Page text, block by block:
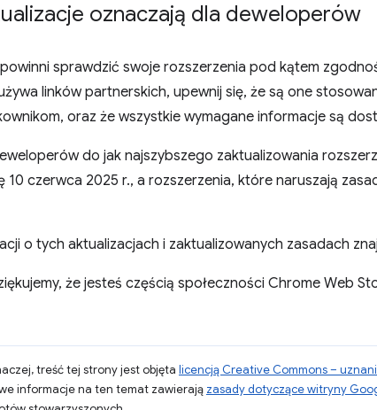
oznaczają dla deweloperów
sprawdzić swoje rozszerzenia pod kątem
linków partnerskich, upewnij się, że są one
oraz że wszystkie wymagane informacje są
do jak najszybszego zaktualizowania
10 czerwca 2025 r., a rozszerzenia, które naruszają
o tych aktualizacjach i zaktualizowanych zasadach
że jesteś częścią społeczności Chrome Web
treść tej strony jest objęta licencją Creative Commons –
informacje na ten temat zawierają zasady dotyczące witryny